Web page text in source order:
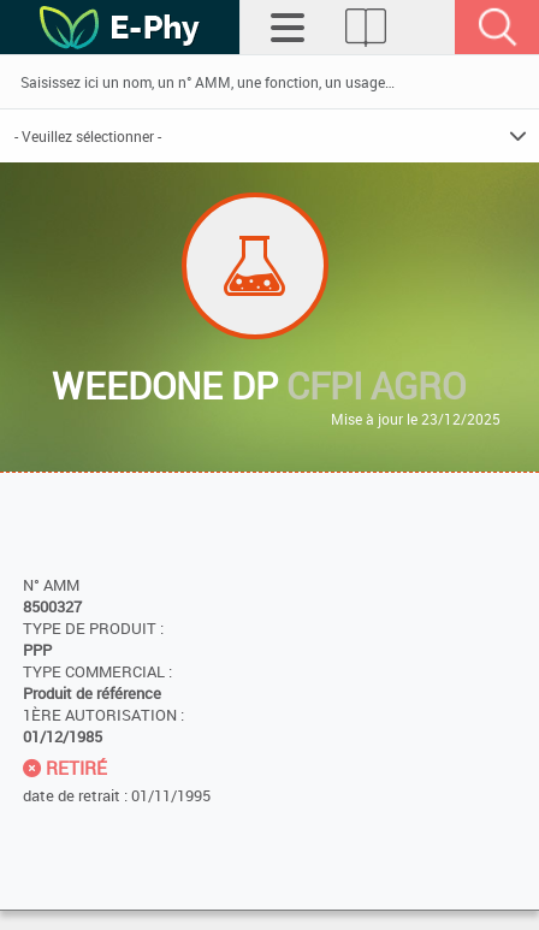
WEEDONE DPCFPI AGRO
Mise à jour le 23/12/2025
N° AMM
8500327
TYPE DE PRODUIT :
PPP
TYPE COMMERCIAL :
Produit de référence
1ÈRE AUTORISATION :
01/12/1985
RETIRÉ
date de retrait : 01/11/1995